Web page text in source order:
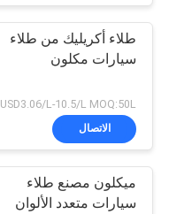
طلاء أكريليك من طلاء
سيارات مكلون
USD3.06/L-10.5/L MOQ:50L
الاتصال
ميكلون مصنع طلاء
سيارات متعدد الألوان